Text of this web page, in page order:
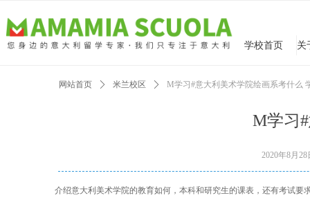
学校首页
M学习
网站首页 ꄲ 米兰校区 ꄲ M学习#意大利美术学院绘画系考什么
2020年8月28
介绍意大利美术学院的教育如何，本科和研究生的课表，还有考试要